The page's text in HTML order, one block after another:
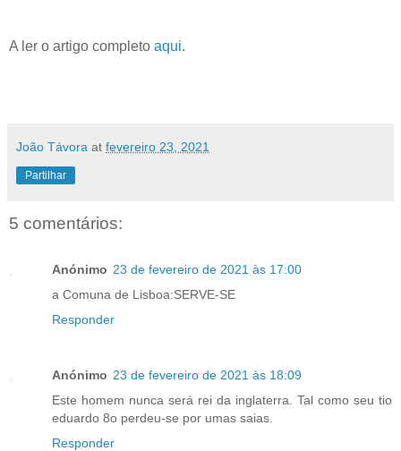
A ler o artigo completo aqui.
João Távora at fevereiro 23, 2021
Partilhar
5 comentários:
Anónimo 23 de fevereiro de 2021 às 17:00
a Comuna de Lisboa:SERVE-SE
Responder
Anónimo 23 de fevereiro de 2021 às 18:09
Este homem nunca será rei da inglaterra. Tal como seu tio
eduardo 8o perdeu-se por umas saias.
Responder